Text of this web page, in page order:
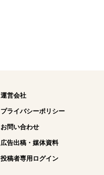
運営会社
プライバシーポリシー
お問い合わせ
広告出稿・媒体資料
投稿者専用ログイン